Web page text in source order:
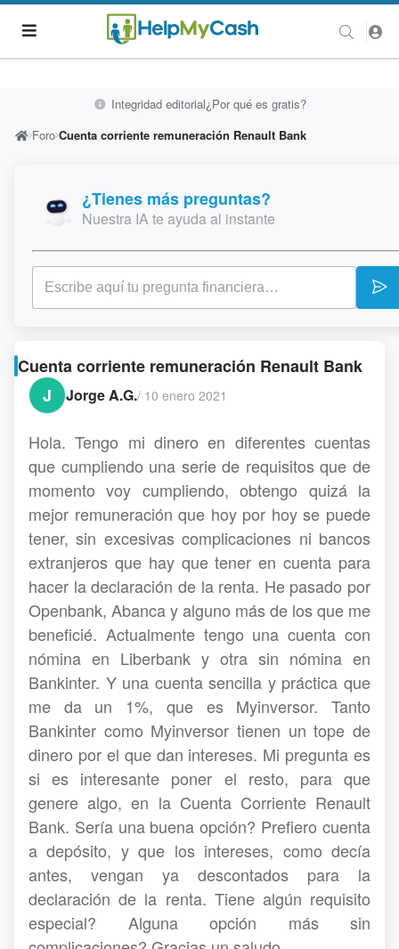
Integridad editorial¿Por qué es gratis?
Foro Cuenta corriente remuneración Renault Bank
¿Tienes más preguntas?
Nuestra IA te ayuda al instante
Cuenta corriente remuneración Renault Bank
J
Jorge A.G./ 10 enero 2021
Hola. Tengo mi dinero en diferentes cuentas
que cumpliendo una serie de requisitos que de
momento voy cumpliendo, obtengo quizá la
mejor remuneración que hoy por hoy se puede
tener, sin excesivas complicaciones ni bancos
extranjeros que hay que tener en cuenta para
hacer la declaración de la renta. He pasado por
Openbank, Abanca y alguno más de los que me
beneficié. Actualmente tengo una cuenta con
nómina en Liberbank y otra sin nómina en
Bankinter. Y una cuenta sencilla y práctica que
me da un 1%, que es Myinversor. Tanto
Bankinter como Myinversor tienen un tope de
dinero por el que dan intereses. Mi pregunta es
si es interesante poner el resto, para que
genere algo, en la Cuenta Corriente Renault
Bank. Sería una buena opción? Prefiero cuenta
a depósito, y que los intereses, como decía
antes, vengan ya descontados para la
declaración de la renta. Tiene algún requisito
especial? Alguna opción más sin